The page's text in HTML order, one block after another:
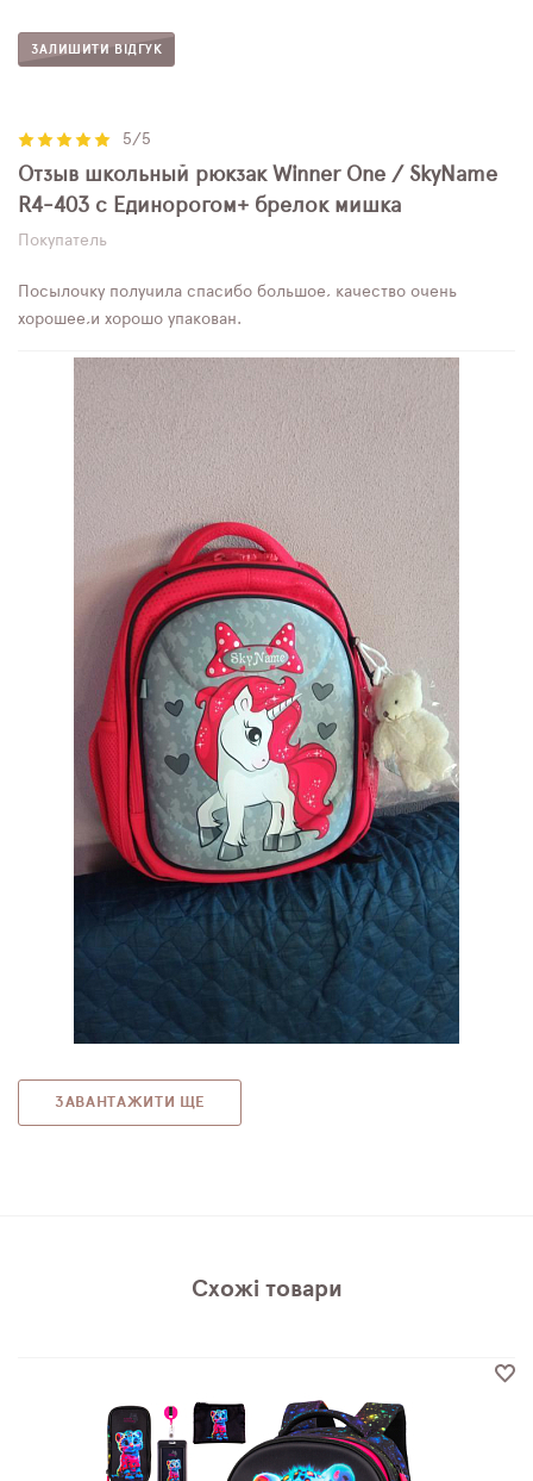
ЗАЛИШИТИ ВІДГУК
5/5
Отзыв школьный рюкзак Winner One / SkyName
R4-403 с Единорогом+ брелок мишка
Покупатель
Посылочку получила спасибо большое, качество очень
хорошее,и хорошо упакован.
ЗАВАНТАЖИТИ ЩЕ
Схожі товари